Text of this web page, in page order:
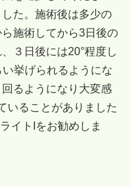
た。施術後は多少の
施術してから3日後の
３日後には20°程度し
挙げられるようにな
るようになり大変感
いることがありました
イトIをお勧めしま